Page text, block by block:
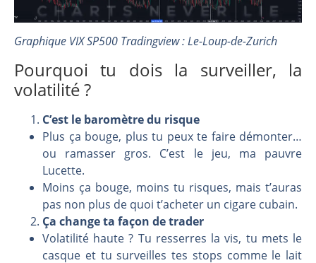
Graphique VIX SP500 Tradingview : Le-Loup-de-Zurich
Pourquoi tu dois la surveiller, la
volatilité ?
C’est le baromètre du risque
Plus ça bouge, plus tu peux te faire démonter…
ou ramasser gros. C’est le jeu, ma pauvre
Lucette.
Moins ça bouge, moins tu risques, mais t’auras
pas non plus de quoi t’acheter un cigare cubain.
Ça change ta façon de trader
Volatilité haute ? Tu resserres la vis, tu mets le
casque et tu surveilles tes stops comme le lait